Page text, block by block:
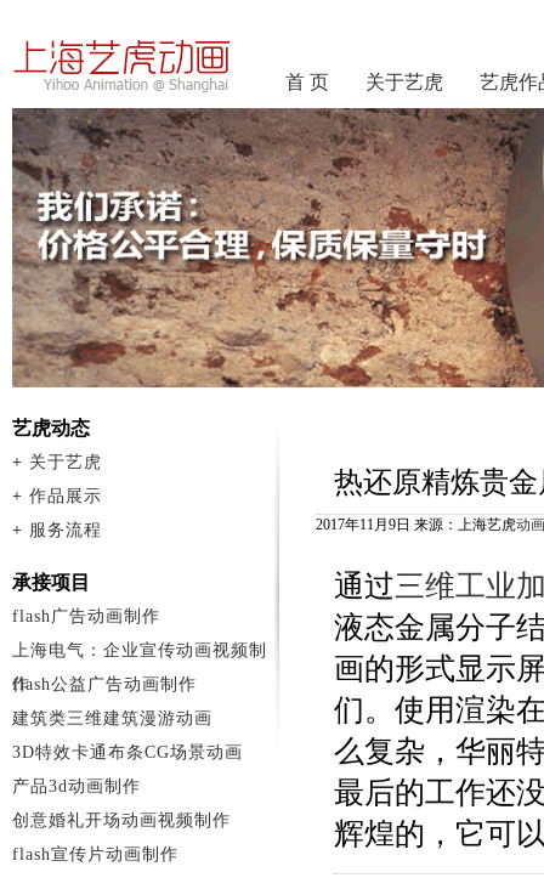
首 页 关于艺虎 艺虎作
热还原精炼贵
2017年11月9日 来源：上海艺虎动
通过三维工业
液态金属分子
画的形式显示
们。使用渲染
么复杂，华丽
最后的工作还
辉煌的，它可
艺虎动态
+ 关于艺虎
+ 作品展示
+ 服务流程
承接项目
flash广告动画制作
上海电气：企业宣传动画视频制
作
flash公益广告动画制作
建筑类三维建筑漫游动画
3D特效卡通布条CG场景动画
产品3d动画制作
创意婚礼开场动画视频制作
flash宣传片动画制作